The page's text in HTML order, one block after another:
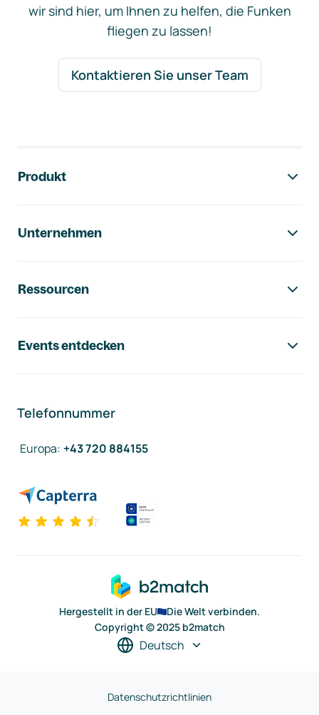
wir sind hier, um Ihnen zu helfen, die Funken
fliegen zu lassen!
Kontaktieren Sie unser Team
Produkt
Unternehmen
Ressourcen
Events entdecken
Telefonnummer
Europa: +43 720 884155
Hergestellt in der EU
Die Welt verbinden.
Copyright © 2025 b2match
Deutsch
Datenschutzrichtlinien